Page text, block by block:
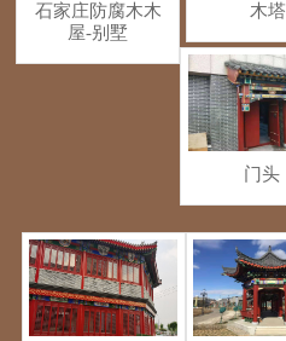
石家庄防腐木木
屋-别墅
木塔
门头